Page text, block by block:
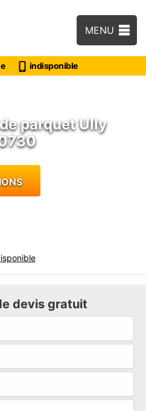
MENU
indisponible
parquet Ully
devis gratuit